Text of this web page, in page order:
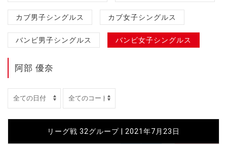
カブ男子シングルス カブ女子シングルス
バンビ男子シングルス バンビ女子シングルス
阿部 優奈
リーグ戦 32グループ | 2021年7月23日